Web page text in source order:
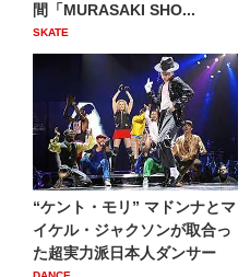
間「MURASAKI SHO...
SKATE
“ケント・モリ” マドンナとマ
イケル・ジャクソンが取合っ
た超実力派日本人ダンサー